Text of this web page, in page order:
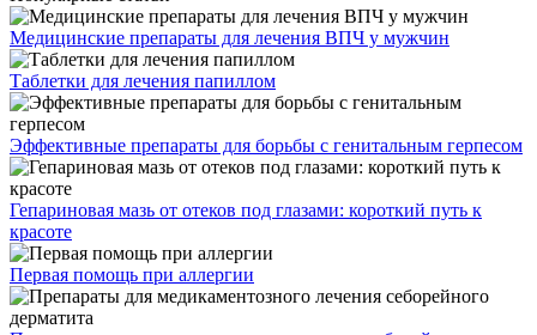
Медицинские препараты для лечения ВПЧ у мужчин
Таблетки для лечения папиллом
Эффективные препараты для борьбы с генитальным герпесом
Гепариновая мазь от отеков под глазами: короткий путь к
красоте
Первая помощь при аллергии